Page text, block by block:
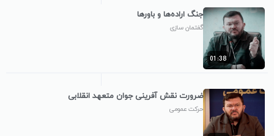
01:38
جنگ اراده‌ها و باورها
گفتمان سازی
ضرورت نقش آفرینی جوان متعهد انقلابی
حرکت عمومی